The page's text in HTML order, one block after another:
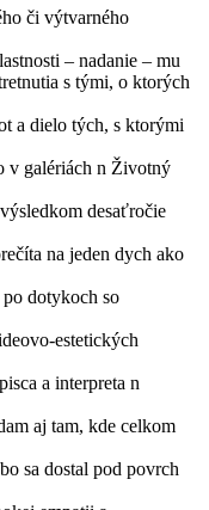
či výtvarného
– nadanie – mu
s tými, o ktorých
a dielo tých, s ktorými
v galériách n Životný
desaťročie
na jeden dych ako
dotykoch so
estetických
a interpreta n
aj tam, kde celkom
sa dostal pod povrch